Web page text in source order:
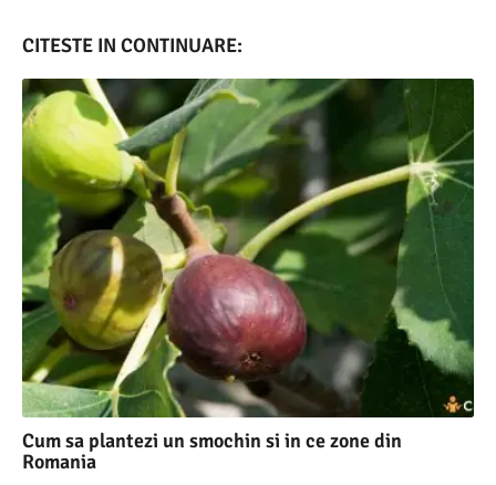
CITESTE IN CONTINUARE:
Cum sa plantezi un smochin si in ce zone din
Romania